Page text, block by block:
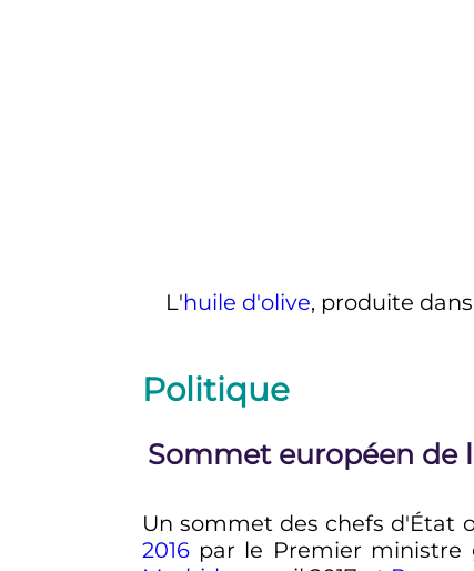
L'huile d'olive, produite dans
Politique
Sommet européen de
Un sommet des chefs d'État
2016par le Premier ministre